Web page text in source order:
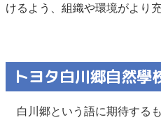
けるよう、組織や環境がより
トヨタ白川郷自然學
白川郷という語に期待する